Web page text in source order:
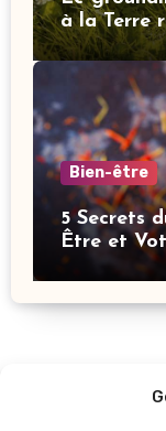
à la Terre
mentale
Bien-être
5 Secrets
Être et